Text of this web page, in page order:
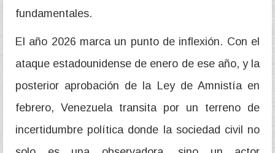
fundamentales.
El año 2026 marca un punto de inflexión. Con el
ataque estadounidense de enero de ese año, y la
posterior aprobación de la Ley de Amnistía en
febrero, Venezuela transita por un terreno de
incertidumbre política donde la sociedad civil no